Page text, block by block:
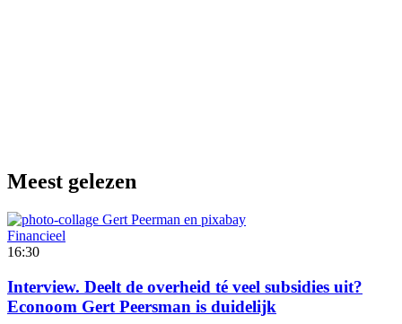
Meest gelezen
Financieel
16:30
Interview. Deelt de overheid té veel subsidies uit?
Econoom Gert Peersman is duidelijk